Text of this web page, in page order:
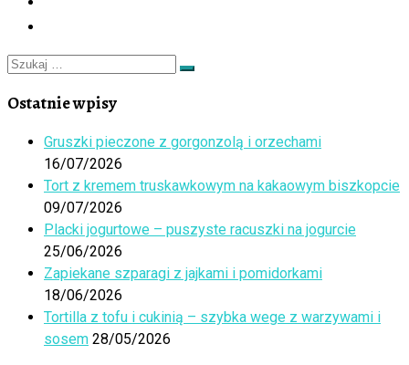
Szukaj
Szukaj
Ostatnie wpisy
Gruszki pieczone z gorgonzolą i orzechami
16/07/2026
Tort z kremem truskawkowym na kakaowym biszkopcie
09/07/2026
Placki jogurtowe – puszyste racuszki na jogurcie
25/06/2026
Zapiekane szparagi z jajkami i pomidorkami
18/06/2026
Tortilla z tofu i cukinią – szybka wege z warzywami i
sosem 28/05/2026